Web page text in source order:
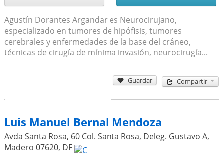
Agustín Dorantes Argandar es Neurocirujano,
especializado en tumores de hipófisis, tumores
cerebrales y enfermedades de la base del cráneo,
técnicas de cirugía de mínima invasión, neurocirugía...
Guardar Compartir
Luis Manuel Bernal Mendoza
Avda Santa Rosa, 60 Col. Santa Rosa, Deleg. Gustavo A,
Madero 07620, DF